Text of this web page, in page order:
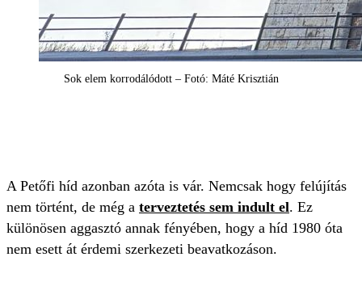
Sok elem korrodálódott – Fotó: Máté Krisztián
A Petőfi híd azonban azóta is vár. Nemcsak hogy felújítás
nem történt, de még a terveztetés sem indult el. Ez
különösen aggasztó annak fényében, hogy a híd 1980 óta
nem esett át érdemi szerkezeti beavatkozáson.